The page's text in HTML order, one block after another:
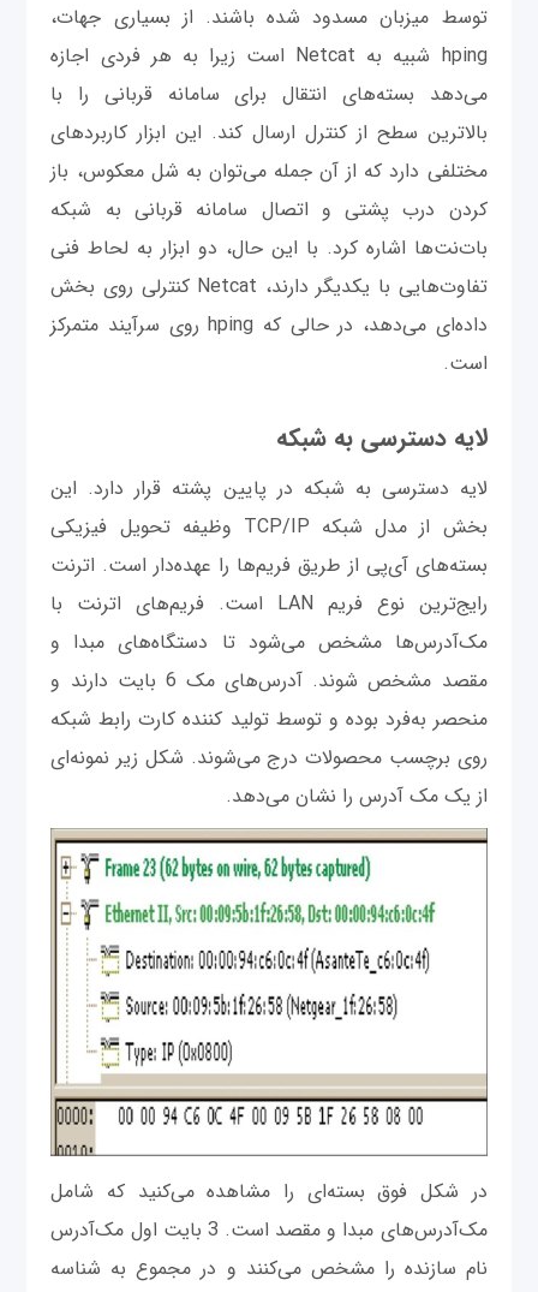
توسط میزبان مسدود شده باشند. از بسیاری جهات،
hping شبیه به Netcat است زیرا به هر فردی اجازه
می‌دهد بسته‌های انتقال برای سامانه قربانی را با
بالاترین سطح از کنترل ارسال کند. این ابزار کاربردهای
مختلفی دارد که از آن جمله می‌توان به شل معکوس، باز
کردن درب پشتی و اتصال سامانه قربانی به شبکه
بات‌نت‌ها اشاره کرد. با این حال، دو ابزار به لحاط فنی
تفاوت‌هایی با یکدیگر دارند، Netcat کنترلی روی بخش
داده‌ای می‌دهد، در حالی که hping روی سرآیند متمرکز
است.
لایه دسترسی به شبکه
لایه دسترسی به شبکه در پایین پشته قرار دارد. این
بخش از مدل شبکه TCP/IP وظیفه تحویل فیزیکی
بسته‌های آی‌پی از طریق فریم‌ها را عهده‌دار است. اترنت
رایج‌ترین نوع فریم LAN است. فریم‌های اترنت با
مک‌آدرس‌ها مشخص می‌شود تا دستگاه‌های مبدا و
مقصد مشخص شوند. آدرس‌های مک 6 بایت دارند و
منحصر به‌فرد بوده و توسط تولید کننده کارت رابط شبکه
روی برچسب محصولات درج می‌شوند. شکل زیر نمونه‌ای
از یک مک آدرس را نشان می‌دهد.
در شکل فوق بسته‌ای را مشاهده می‌کنید که شامل
مک‌آدرس‌های مبدا و مقصد است. 3 بایت اول مک‌آدرس
نام سازنده را مشخص می‌کنند و در مجموع به شناسه